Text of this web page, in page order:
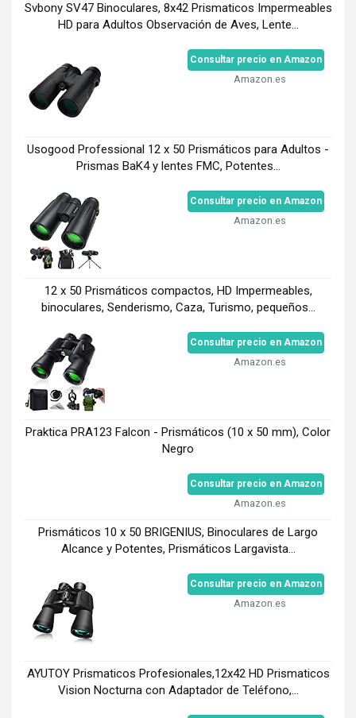
Svbony SV47 Binoculares, 8x42 Prismaticos Impermeables
HD para Adultos Observación de Aves, Lente...
Consultar precio en Amazon
Amazon.es
Usogood Professional 12 x 50 Prismáticos para Adultos -
Prismas BaK4 y lentes FMC, Potentes...
Consultar precio en Amazon
Amazon.es
12 x 50 Prismáticos compactos, HD Impermeables,
binoculares, Senderismo, Caza, Turismo, pequeños...
Consultar precio en Amazon
Amazon.es
Praktica PRA123 Falcon - Prismáticos (10 x 50 mm), Color
Negro
Consultar precio en Amazon
Amazon.es
Prismáticos 10 x 50 BRIGENIUS, Binoculares de Largo
Alcance y Potentes, Prismáticos Largavista...
Consultar precio en Amazon
Amazon.es
AYUTOY Prismaticos Profesionales,12x42 HD Prismaticos
Vision Nocturna con Adaptador de Teléfono,...